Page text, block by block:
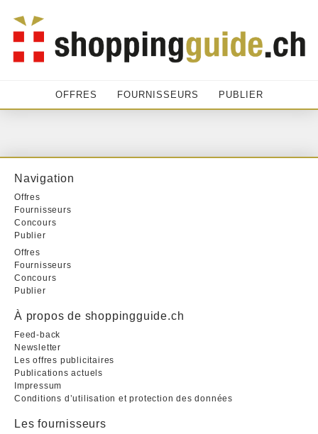
OFFRES FOURNISSEURS PUBLIER
Navigation
Offres
Fournisseurs
Concours
Publier
Offres
Fournisseurs
Concours
Publier
À propos de shoppingguide.ch
Feed-back
Newsletter
Les offres publicitaires
Publications actuels
Impressum
Conditions d’utilisation et protection des données
Les fournisseurs